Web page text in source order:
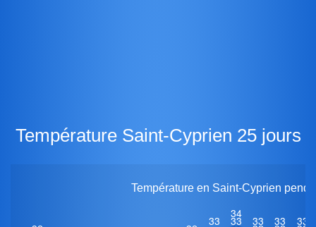
Température Saint-Cyprien 25 jours
Température en Saint-Cyprien